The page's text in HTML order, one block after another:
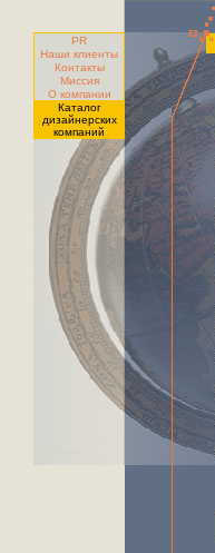
PR
Наши клиенты
Контакты
Миссия
О компании
Каталог
дизайнерских
компаний